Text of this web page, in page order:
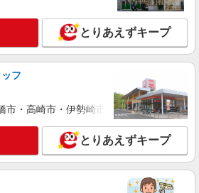
233,500円 〜 260,200円 固定残業代:
円 〜 26,200円（15時間相当） ＊＿ 試用期
6ヶ月 月給25万円以上 ※経験・能力による
期間】月給 233500 円 〜 260200 円
イモバイル佐倉臼井店 千葉県佐倉市王子台
詳細を見る
ユーカリが丘店
職】ソフトバンクショップの携帯販売ス
給 260,000円 〜 322,000円 試用期間あり 6
とりあえずキープ
フ
市・高崎市・伊勢崎市・太田市・館林市
とりあえずキープ